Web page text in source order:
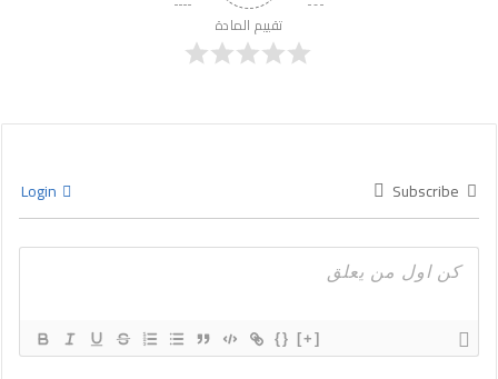
تقييم المادة
Subscribe
{} [+]